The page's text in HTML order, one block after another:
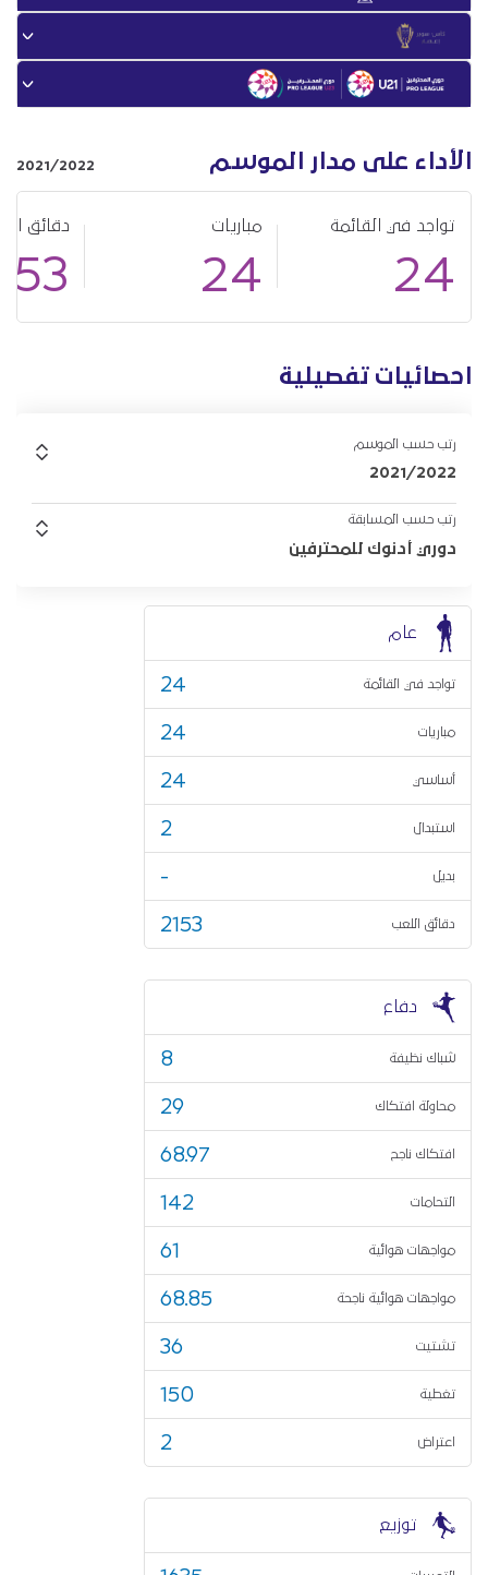
الأداء على مدار الموسم 2021/2022
تواجد في القائمة
24
مباريات
24
دقائق
احصائيات تفصيلية
رتب حسب الموسم
2021/2022
رتب حسب المسابقة
دوري أدنوك للمحترفين
عام
تواجد في القائمة 24
مباريات 24
أساسي 24
استبدال 2
بديل -
دقائق اللعب 2153
دفاع
شباك نظيفة 8
محاولة افتكاك 29
افتكاك ناجح 68.97
التحامات 142
مواجهات هوائية 61
مواجهات هوائية ناجحة 68.85
تشتيت 36
تغطية 150
اعتراض 2
توزيع